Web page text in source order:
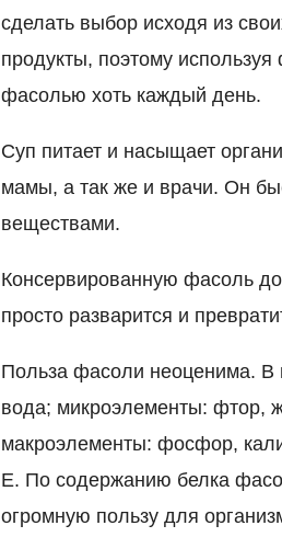
сделать выбор исходя из
продукты, поэтому
фасолью хоть каждый день.
Суп питает и насыщает
мамы, а так же и врачи. Он
веществами.
Консервированную фасоль
просто разварится и
Польза фасоли неоценима. В
вода; микроэлементы: фтор,
макроэлементы: фосфор,
Е. По содержанию белка
огромную пользу для